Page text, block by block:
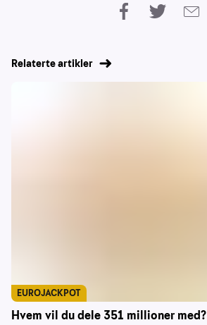
Relaterte artikler
Hvem vil du dele 351 millioner med?
EUROJACKPOT